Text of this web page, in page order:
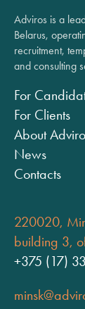
Adviros is a
Belarus,
recruitment,
and consulting
For
For Clients
About
News
Contacts
220020,
building 3,
+375 (17)